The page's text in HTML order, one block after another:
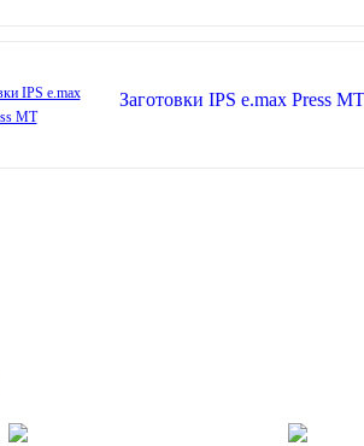
Заготовки IPS e.max Press MT